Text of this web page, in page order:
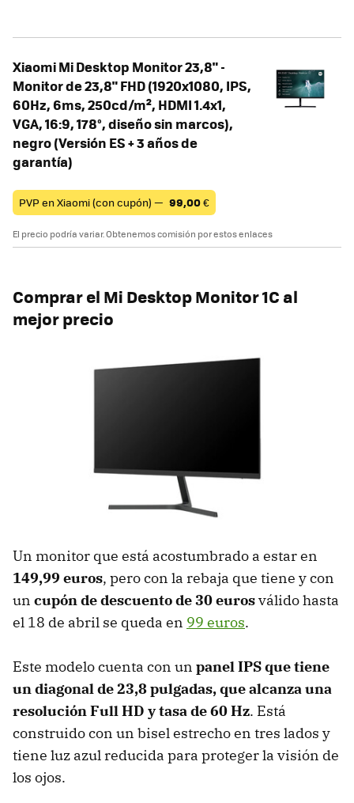
Xiaomi Mi Desktop Monitor 23,8" -
Monitor de 23,8" FHD (1920x1080, IPS,
60Hz, 6ms, 250cd/m², HDMI 1.4x1,
VGA, 16:9, 178°, diseño sin marcos),
negro (Versión ES + 3 años de
garantía)
PVP en Xiaomi (con cupón) — 99,00€
El precio podría variar. Obtenemos comisión por estos enlaces
Comprar el Mi Desktop Monitor 1C al
mejor precio
Un monitor que está acostumbrado a estar en
149,99 euros, pero con la rebaja que tiene y con
un cupón de descuento de 30 eurosválido hasta
el 18 de abril se queda en 99 euros.
Este modelo cuenta con un panel IPS que tiene
un diagonal de 23,8 pulgadas, que alcanza una
resolución Full HD y tasa de 60 Hz. Está
construido con un bisel estrecho en tres lados y
tiene luz azul reducida para proteger la visión de
los ojos.